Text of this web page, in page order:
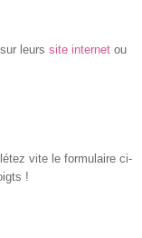
leurs site internetou
vite le formulaire ci-
!